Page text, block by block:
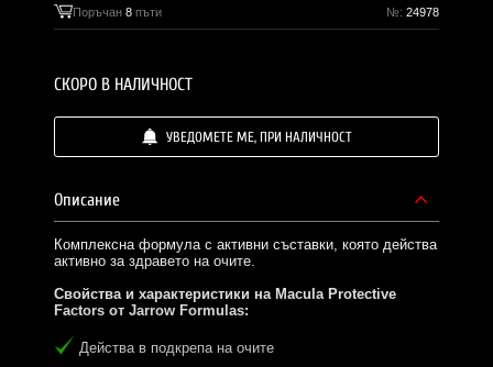
Поръчан8 пъти №: 24978
СКОРО В НАЛИЧНОСТ
УВЕДОМЕТЕ МЕ, ПРИ НАЛИЧНОСТ
Описание
Комплексна формула с активни съставки, която действа
активно за здравето на очите.
Свойства и характеристики на Macula Protective
Factors от Jarrow Formulas:
Действа в подкрепа на очите